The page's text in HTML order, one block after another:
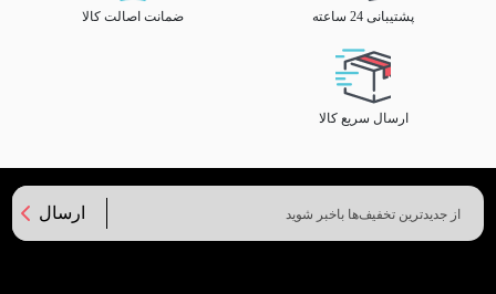
پشتیبانی 24 ساعته ضمانت اصالت کالا
ارسال سریع کالا
ارسال